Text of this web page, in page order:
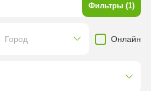
Фильтры (1)
Город Онлайн